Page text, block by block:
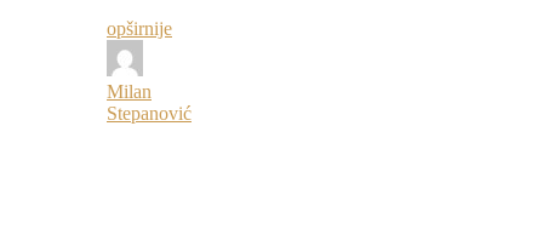
opširnije
Milan
Stepanović